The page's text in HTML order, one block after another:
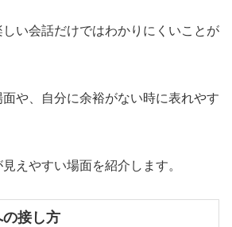
しい会話だけではわかりにくいことが
や、自分に余裕がない時に表れやす
えやすい場面を紹介します。
の接し方